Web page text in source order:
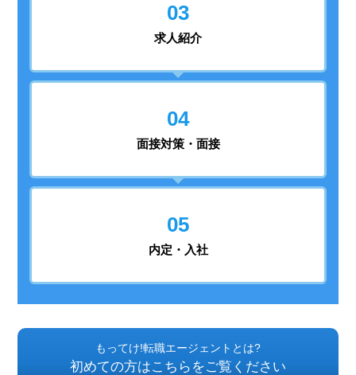
03
求人紹介
04
面接対策・面接
05
内定・入社
もってけ!転職エージェントとは?
初めての方はこちらをご覧ください